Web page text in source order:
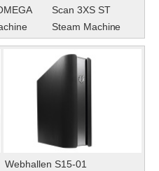
Scan 3XS ST
Steam Machine
Webhallen S15-01